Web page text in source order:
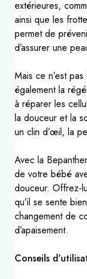
extérieures,
ainsi que les
permet de
d’assurer une
Mais ce n’est
également la
à réparer les
la douceur et la
un clin d’œil, la
Avec la
de votre bébé
douceur. Offrez-
qu’il se sente
changement de
d’apaisement.
Conseils